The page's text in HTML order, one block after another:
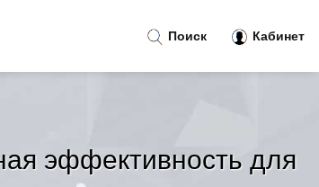
эффективность для
Поиск Кабинет